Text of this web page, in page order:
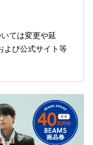
ては変更や延
よび公式サイト等